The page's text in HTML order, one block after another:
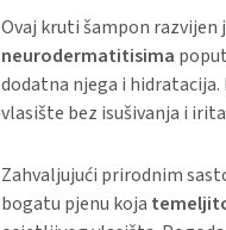
Ovaj kruti šampon razvijen
neurodermatitisima poput
dodatna njega i
vlasište bez isušivanja i
Zahvaljujući prirodnim
bogatu pjenu koja
Čurekot
quantity